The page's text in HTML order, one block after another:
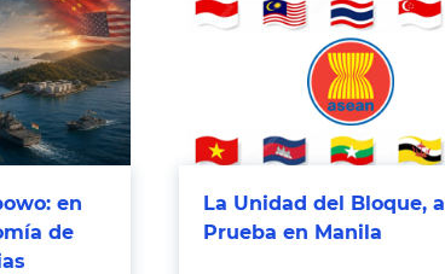
en
de
La Unidad del Bloque, a
Prueba en Manila